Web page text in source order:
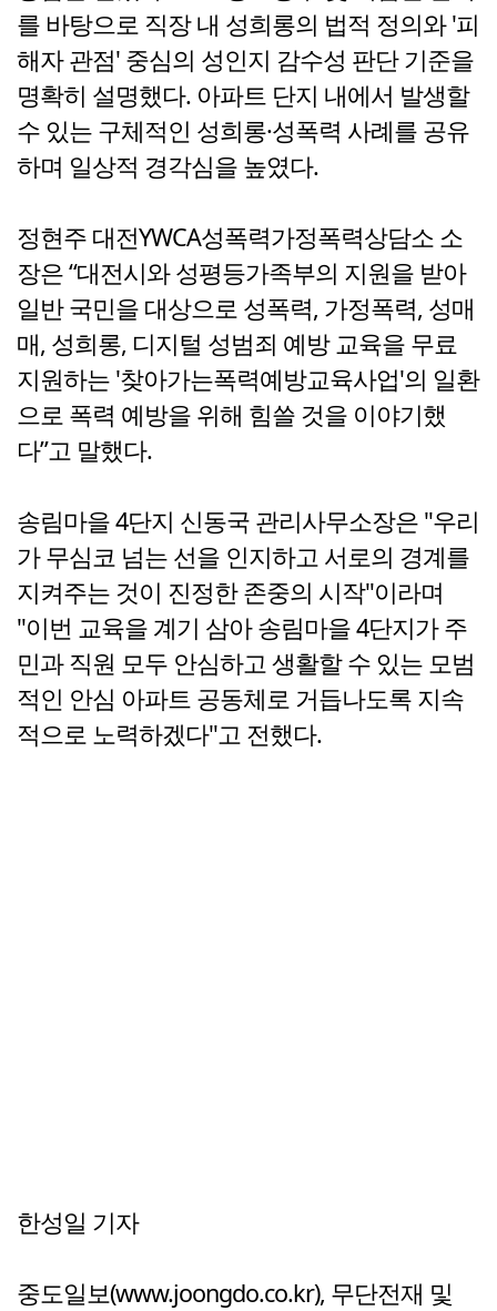
를 바탕으로 직장 내 성희롱의 법적 정의와 '피
해자 관점' 중심의 성인지 감수성 판단 기준을
명확히 설명했다. 아파트 단지 내에서 발생할
수 있는 구체적인 성희롱·성폭력 사례를 공유
하며 일상적 경각심을 높였다.
정현주 대전YWCA성폭력가정폭력상담소 소
장은 “대전시와 성평등가족부의 지원을 받아
일반 국민을 대상으로 성폭력, 가정폭력, 성매
매, 성희롱, 디지털 성범죄 예방 교육을 무료
지원하는 '찾아가는폭력예방교육사업'의 일환
으로 폭력 예방을 위해 힘쓸 것을 이야기했
다”고 말했다.
송림마을 4단지 신동국 관리사무소장은 "우리
가 무심코 넘는 선을 인지하고 서로의 경계를
지켜주는 것이 진정한 존중의 시작"이라며
"이번 교육을 계기 삼아 송림마을 4단지가 주
민과 직원 모두 안심하고 생활할 수 있는 모범
적인 안심 아파트 공동체로 거듭나도록 지속
적으로 노력하겠다"고 전했다.
한성일 기자
중도일보(www.joongdo.co.kr), 무단전재 및